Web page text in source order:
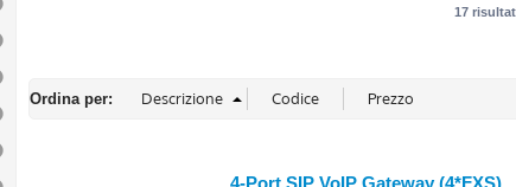
17
Ordina per:
4-Port SIP VoIP Gateway (4*FXS)